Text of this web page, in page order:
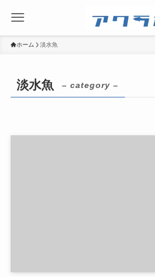
ホーム 淡水魚
淡水魚 – category –